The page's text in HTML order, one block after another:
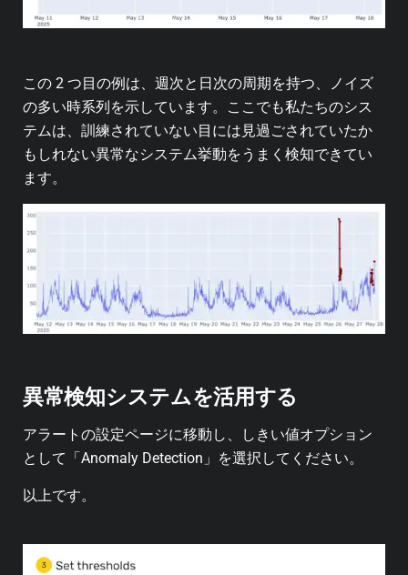
この 2 つ目の例は、週次と日次の周期を持つ、ノイズ
の多い時系列を示しています。ここでも私たちのシス
テムは、訓練されていない目には見過ごされていたか
もしれない異常なシステム挙動をうまく検知できてい
ます。
異常検知システムを活用する
アラートの設定ページに移動し、しきい値オプション
として「Anomaly Detection」を選択してください。
以上です。